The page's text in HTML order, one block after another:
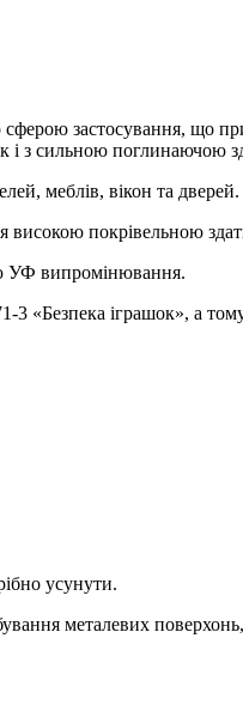
застосування, що
і з сильною поглинаючою
меблів, вікон та дверей.
покрівельною
УФ випромінювання.
«Безпека іграшок», а
усунути.
металевих поверхонь,